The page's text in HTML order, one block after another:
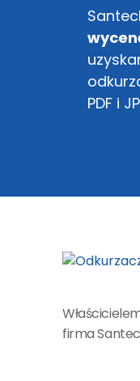
PDF i
firma